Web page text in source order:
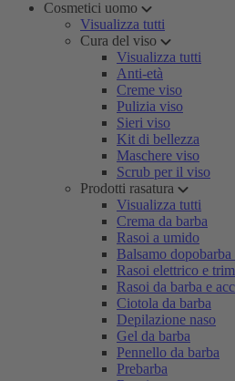
Cosmetici uomo
Visualizza tutti
Cura del viso
Visualizza tutti
Anti-età
Creme viso
Pulizia viso
Sieri viso
Kit di bellezza
Maschere viso
Scrub per il viso
Prodotti rasatura
Visualizza tutti
Crema da barba
Rasoi a umido
Balsamo
Rasoi elettrico e
Rasoi da barba e
Ciotola da barba
Depilazione naso
Gel da barba
Pennello da barba
Prebarba